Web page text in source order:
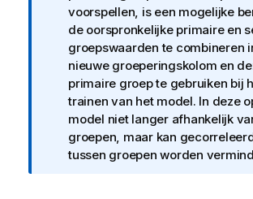
voorspellen, is een mogelijke
de oorspronkelijke primaire en
groepswaarden te combineren
nieuwe groeperingskolom en
primaire groep te gebruiken bij
trainen van het model. In deze
model niet langer afhankelijk
groepen, maar kan
tussen groepen worden